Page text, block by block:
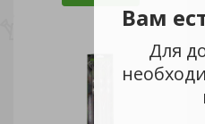
Вам
Для